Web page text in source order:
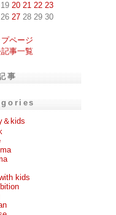
19 20 21 22 23
26 27 28 29 30
プページ
事一覧
事
＆kids
kids